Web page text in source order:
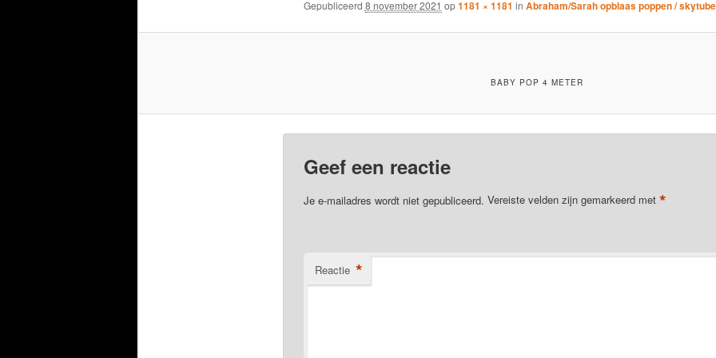
Gepubliceerd 8 november 2021 op1181 × 1181 in Abraham/Sarah opblaas poppen /
BABY POP 4 METER
Geef een reactie
Je e-mailadres wordt niet gepubliceerd. Vereiste velden zijn gemarkeerd met *
Reactie *